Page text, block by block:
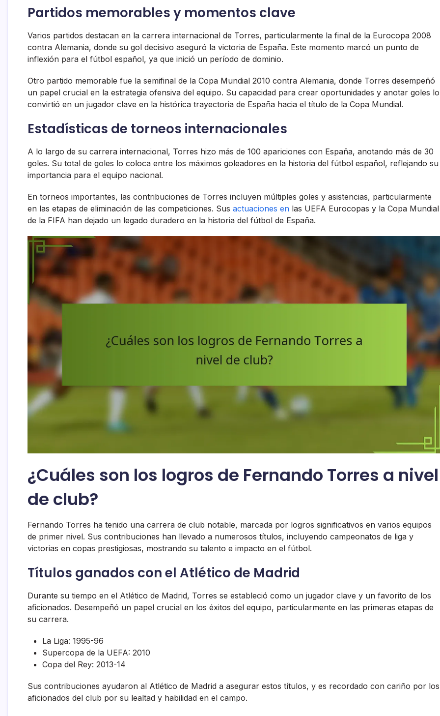
Partidos memorables y momentos clave
Varios partidos destacan en la carrera internacional de Torres, particularmente la final de la Eurocopa 2008
contra Alemania, donde su gol decisivo aseguró la victoria de España. Este momento marcó un punto de
inflexión para el fútbol español, ya que inició un período de dominio.
Otro partido memorable fue la semifinal de la Copa Mundial 2010 contra Alemania, donde Torres desempeñó
un papel crucial en la estrategia ofensiva del equipo. Su capacidad para crear oportunidades y anotar goles lo
convirtió en un jugador clave en la histórica trayectoria de España hacia el título de la Copa Mundial.
Estadísticas de torneos internacionales
A lo largo de su carrera internacional, Torres hizo más de 100 apariciones con España, anotando más de 30
goles. Su total de goles lo coloca entre los máximos goleadores en la historia del fútbol español, reflejando su
importancia para el equipo nacional.
En torneos importantes, las contribuciones de Torres incluyen múltiples goles y asistencias, particularmente
en las etapas de eliminación de las competiciones. Sus actuaciones en las UEFA Eurocopas y la Copa Mundial
de la FIFA han dejado un legado duradero en la historia del fútbol de España.
¿Cuáles son los logros de Fernando Torres a nivel
de club?
Fernando Torres ha tenido una carrera de club notable, marcada por logros significativos en varios equipos
de primer nivel. Sus contribuciones han llevado a numerosos títulos, incluyendo campeonatos de liga y
victorias en copas prestigiosas, mostrando su talento e impacto en el fútbol.
Títulos ganados con el Atlético de Madrid
Durante su tiempo en el Atlético de Madrid, Torres se estableció como un jugador clave y un favorito de los
aficionados. Desempeñó un papel crucial en los éxitos del equipo, particularmente en las primeras etapas de
su carrera.
La Liga: 1995-96
Supercopa de la UEFA: 2010
Copa del Rey: 2013-14
Sus contribuciones ayudaron al Atlético de Madrid a asegurar estos títulos, y es recordado con cariño por los
aficionados del club por su lealtad y habilidad en el campo.